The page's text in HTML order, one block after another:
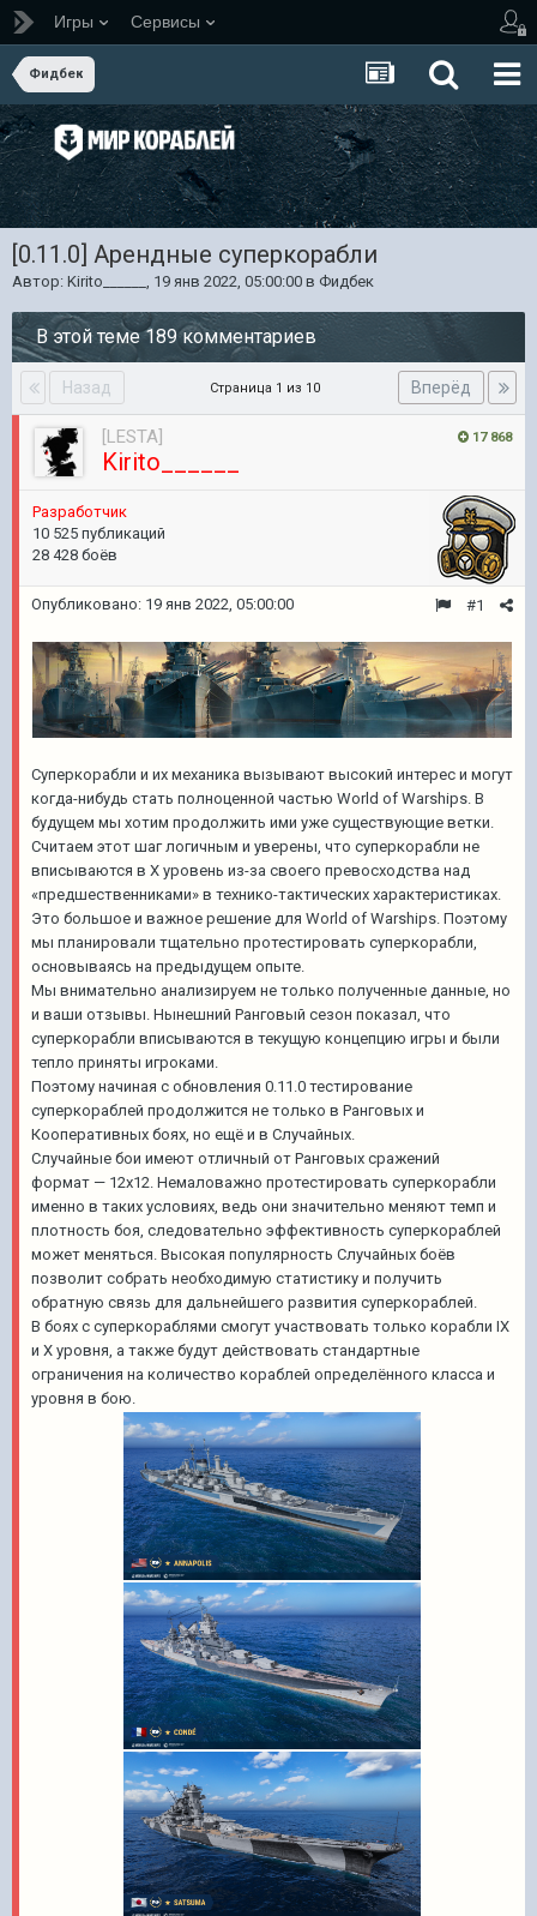
Игры Сервисы
Фидбек
[0.11.0] Арендные суперкорабли
Автор: Kirito______ , 19 янв 2022, 05:00:00 в Фидбек
В этой теме 189 комментариев
Назад Вперёд
Страница 1 из 10
17 868
[LESTA]
Kirito______
Разработчик
10 525 публикаций
28 428 боёв
#1
Опубликовано: 19 янв 2022, 05:00:00
Суперкорабли и их механика вызывают высокий интерес и могут
когда-нибудь стать полноценной частью World of Warships. В
будущем мы хотим продолжить ими уже существующие ветки.
Считаем этот шаг логичным и уверены, что суперкорабли не
вписываются в Х уровень из-за своего превосходства над
«предшественниками» в технико-тактических характеристиках.
Это большое и важное решение для World of Warships. Поэтому
мы планировали тщательно протестировать суперкорабли,
основываясь на предыдущем опыте.
Мы внимательно анализируем не только полученные данные, но
и ваши отзывы. Нынешний Ранговый сезон показал, что
суперкорабли вписываются в текущую концепцию игры и были
тепло приняты игроками.
Поэтому начиная с обновления 0.11.0 тестирование
суперкораблей продолжится не только в Ранговых и
Кооперативных боях, но ещё и в Случайных.
Случайные бои имеют отличный от Ранговых сражений
формат — 12х12. Немаловажно протестировать суперкорабли
именно в таких условиях, ведь они значительно меняют темп и
плотность боя, следовательно эффективность суперкораблей
может меняться. Высокая популярность Случайных боёв
позволит собрать необходимую статистику и получить
обратную связь для дальнейшего развития суперкораблей.
В боях с суперкораблями смогут участвовать только корабли IX
и X уровня, а также будут действовать стандартные
ограничения на количество кораблей определённого класса и
уровня в бою.